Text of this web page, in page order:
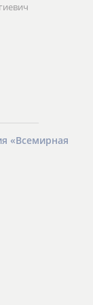
«Всемирная